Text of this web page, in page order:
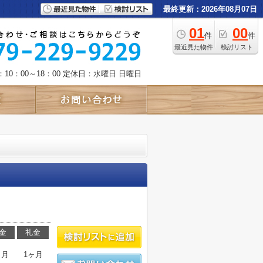
最終更新：2026年08月07日
01件
最近見た物件
00件
検討リスト
10：00～18：00 定休日：水曜日 日曜日
礼金
1ヶ月